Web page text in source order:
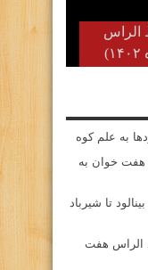
الراس
به علم کوه
هفت خوان به
تا شیرباد
الراس هفت